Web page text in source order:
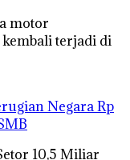
motor
terjadi di
Negara Rp
10,5 Miliar